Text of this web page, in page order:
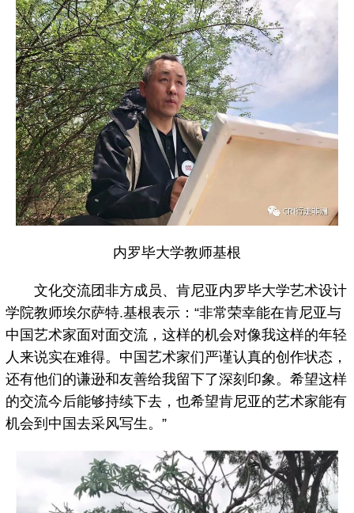
内罗毕大学教师基根
文化交流团非方成员、肯尼亚内罗毕大学艺术设计
学院教师埃尔萨特.基根表示：“非常荣幸能在肯尼亚与
中国艺术家面对面交流，这样的机会对像我这样的年轻
人来说实在难得。中国艺术家们严谨认真的创作状态，
还有他们的谦逊和友善给我留下了深刻印象。希望这样
的交流今后能够持续下去，也希望肯尼亚的艺术家能有
机会到中国去采风写生。”